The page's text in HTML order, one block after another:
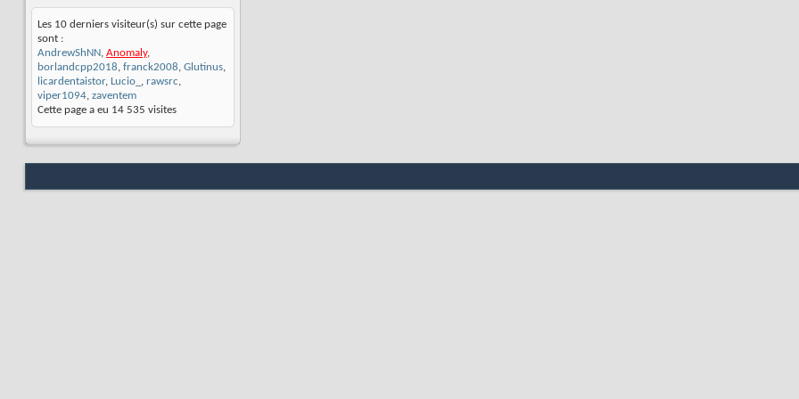
Les 10 derniers visiteur(s) sur cette page
sont :
AndrewShNN, Anomaly,
borlandcpp2018, franck2008, Glutinus,
licardentaistor, Lucio_ , rawsrc,
viper1094, zaventem
Cette page a eu 14 535 visites